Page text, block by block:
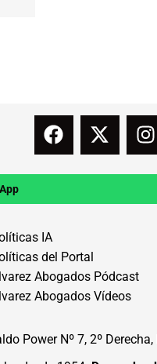
IA
del Portal
Abogados Pódcast
Abogados Vídeos
Power Nº 7, 2º